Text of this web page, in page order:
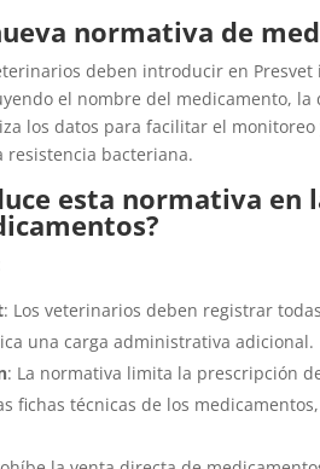
normativa de
deben introducir en
el nombre del medicamento,
los datos para facilitar el
bacteriana.
esta normativa en
: Los veterinarios deben registrar
una carga administrativa adicional.
: La normativa limita la prescripción
fichas técnicas de los